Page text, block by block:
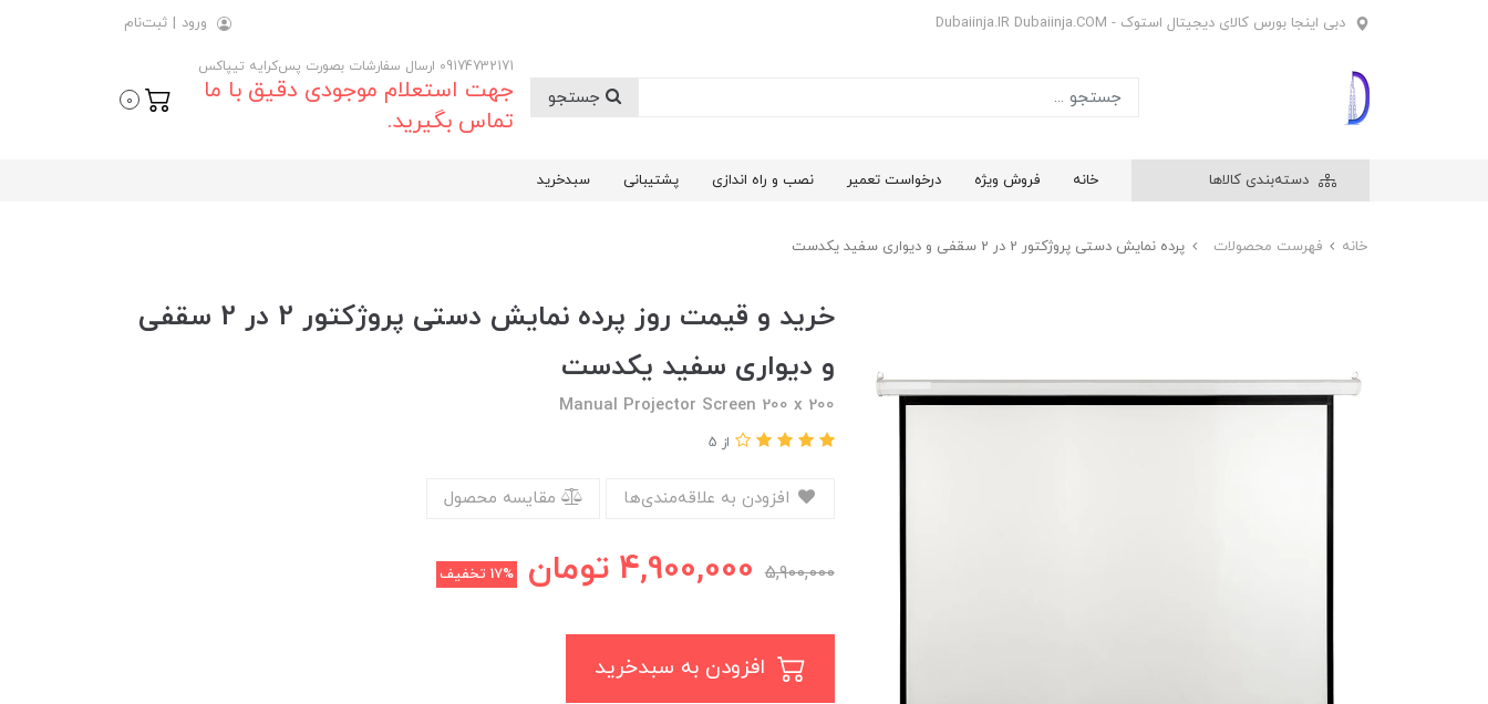
دبی اینجا بورس کالای دیجیتال استوک - Dubaiinja.IR Dubaiinja.COM ورود | ثبت‌نام
09174732171 ارسال سفارشات بصورت پس‌کرایه تیپاکس
جهت استعلام موجودی دقیق با ما
تماس بگیرید.
0
دسته‌بندی کالاها خانه فروش ویژه درخواست تعمیر نصب و راه اندازی پشتیبانی سبدخرید
خانه فهرست محصولات پرده نمایش دستی پروژکتور 2 در 2 سقفی و دیواری سفید یکدست
خرید و قیمت روز پرده نمایش دستی پروژکتور 2 در 2 سقفی
و دیواری سفید یکدست
Manual Projector Screen 200 x 200
از 5
مقایسه محصول
5,900,000
4,900,000 تومان 17% تخفیف